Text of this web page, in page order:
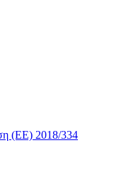
(ΕΕ) 2018/334